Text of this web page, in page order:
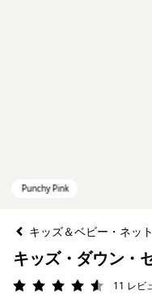
キッズ＆ベビー・ネッ
キッズ・ダウン・
評価: 4.5 / 5
11 レビ